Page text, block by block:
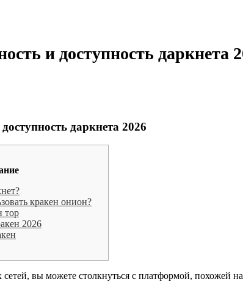
и доступность даркнета
даркнета 2026
кракен онион?
тор
2026
вы можете столкнуться с платформой, похожей на